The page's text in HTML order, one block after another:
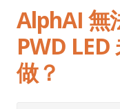
AlphAI 無
PWD
做？